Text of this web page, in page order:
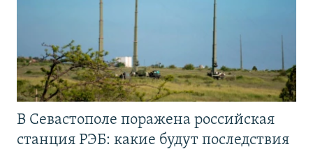
В Севастополе поражена российская
станция РЭБ: какие будут последствия